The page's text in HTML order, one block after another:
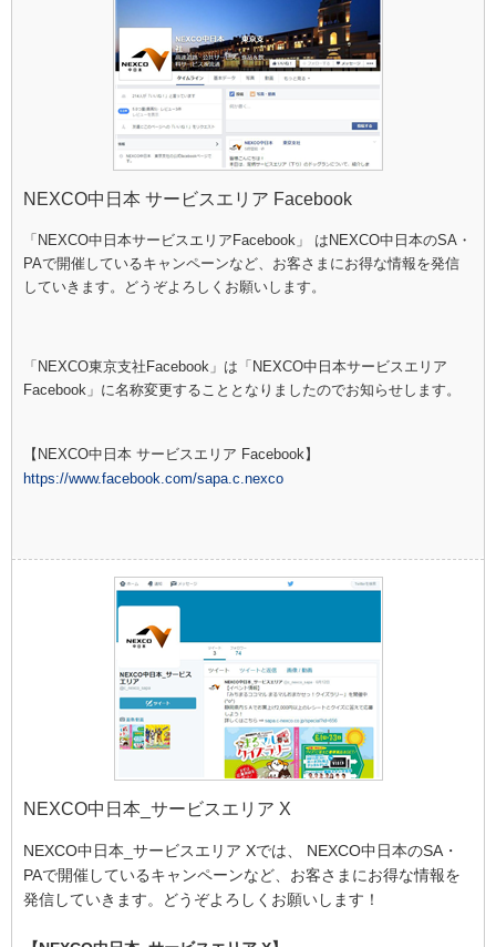
NEXCO中日本 サービスエリア Facebook
「NEXCO中日本サービスエリアFacebook」 はNEXCO中日本のSA・
PAで開催しているキャンペーンなど、お客さまにお得な情報を発信
していきます。どうぞよろしくお願いします。
「NEXCO東京支社Facebook」は「NEXCO中日本サービスエリア
Facebook」に名称変更することとなりましたのでお知らせします。
【NEXCO中日本 サービスエリア Facebook】
https://www.facebook.com/sapa.c.nexco
NEXCO中日本_サービスエリア X
NEXCO中日本_サービスエリア Xでは、 NEXCO中日本のSA・
PAで開催しているキャンペーンなど、お客さまにお得な情報を
発信していきます。どうぞよろしくお願いします！